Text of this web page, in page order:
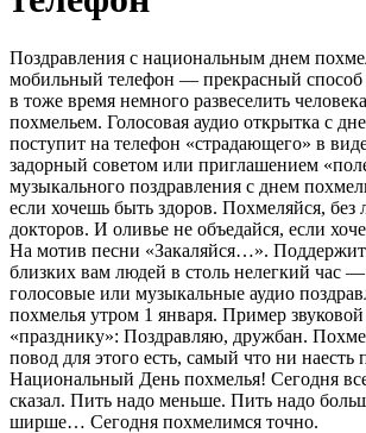
Поздравления с национальным днем
мобильный телефон — прекрасный способ
в тоже время немного развеселить
похмельем. Голосовая аудио открытка с
поступит на телефон «страдающего» в
задорный советом или приглашением
музыкального поздравления с днем
если хочешь быть здоров. Похмеляйся, без
докторов. И оливье не объедайся, если
На мотив песни «Закаляйся…».
близких вам людей в столь нелегкий час
голосовые или музыкальные аудио
похмелья утром 1 января. Пример
«празднику»: Поздравляю, дружбан.
повод для этого есть, самый что ни наесть
Национальный День похмелья! Сегодня
сказал. Пить надо меньше. Пить надо
ширше… Сегодня похмелимся точно.